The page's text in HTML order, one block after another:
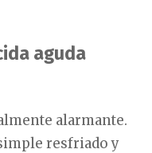
aguda
alarmante.
resfriado y